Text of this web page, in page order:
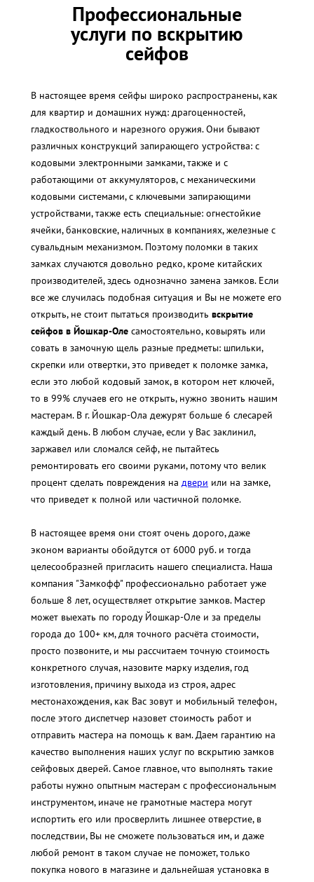
Профессиональные
услуги по вскрытию
сейфов
В настоящее время сейфы широко распространены, как
для квартир и домашних нужд: драгоценностей,
гладкоствольного и нарезного оружия. Они бывают
различных конструкций запирающего устройства: с
кодовыми электронными замками, также и с
работающими от аккумуляторов, с механическими
кодовыми системами, с ключевыми запирающими
устройствами, также есть специальные: огнестойкие
ячейки, банковские, наличных в компаниях, железные с
сувальдным механизмом. Поэтому поломки в таких
замках случаются довольно редко, кроме китайских
производителей, здесь однозначно замена замков. Если
все же случилась подобная ситуация и Вы не можете его
открыть, не стоит пытаться производить вскрытие
сейфов в Йошкар-Оле самостоятельно, ковырять или
совать в замочную щель разные предметы: шпильки,
скрепки или отвертки, это приведет к поломке замка,
если это любой кодовый замок, в котором нет ключей,
то в 99% случаев его не открыть, нужно звонить нашим
мастерам. В г. Йошкар-Ола дежурят больше 6 слесарей
каждый день. В любом случае, если у Вас заклинил,
заржавел или сломался сейф, не пытайтесь
ремонтировать его своими руками, потому что велик
процент сделать повреждения на двери или на замке,
что приведет к полной или частичной поломке.
В настоящее время они стоят очень дорого, даже
эконом варианты обойдутся от 6000 руб. и тогда
целесообразней пригласить нашего специалиста. Наша
компания "Замкофф" профессионально работает уже
больше 8 лет, осуществляет открытие замков. Мастер
может выехать по городу Йошкар-Оле и за пределы
города до 100+ км, для точного расчёта стоимости,
просто позвоните, и мы рассчитаем точную стоимость
конкретного случая, назовите марку изделия, год
изготовления, причину выхода из строя, адрес
местонахождения, как Вас зовут и мобильный телефон,
после этого диспетчер назовет стоимость работ и
отправить мастера на помощь к вам. Даем гарантию на
качество выполнения наших услуг по вскрытию замков
сейфовых дверей. Самое главное, что выполнять такие
работы нужно опытным мастерам с профессиональным
инструментом, иначе не грамотные мастера могут
испортить его или просверлить лишнее отверстие, в
последствии, Вы не сможете пользоваться им, и даже
любой ремонт в таком случае не поможет, только
покупка нового в магазине и дальнейшая установка в